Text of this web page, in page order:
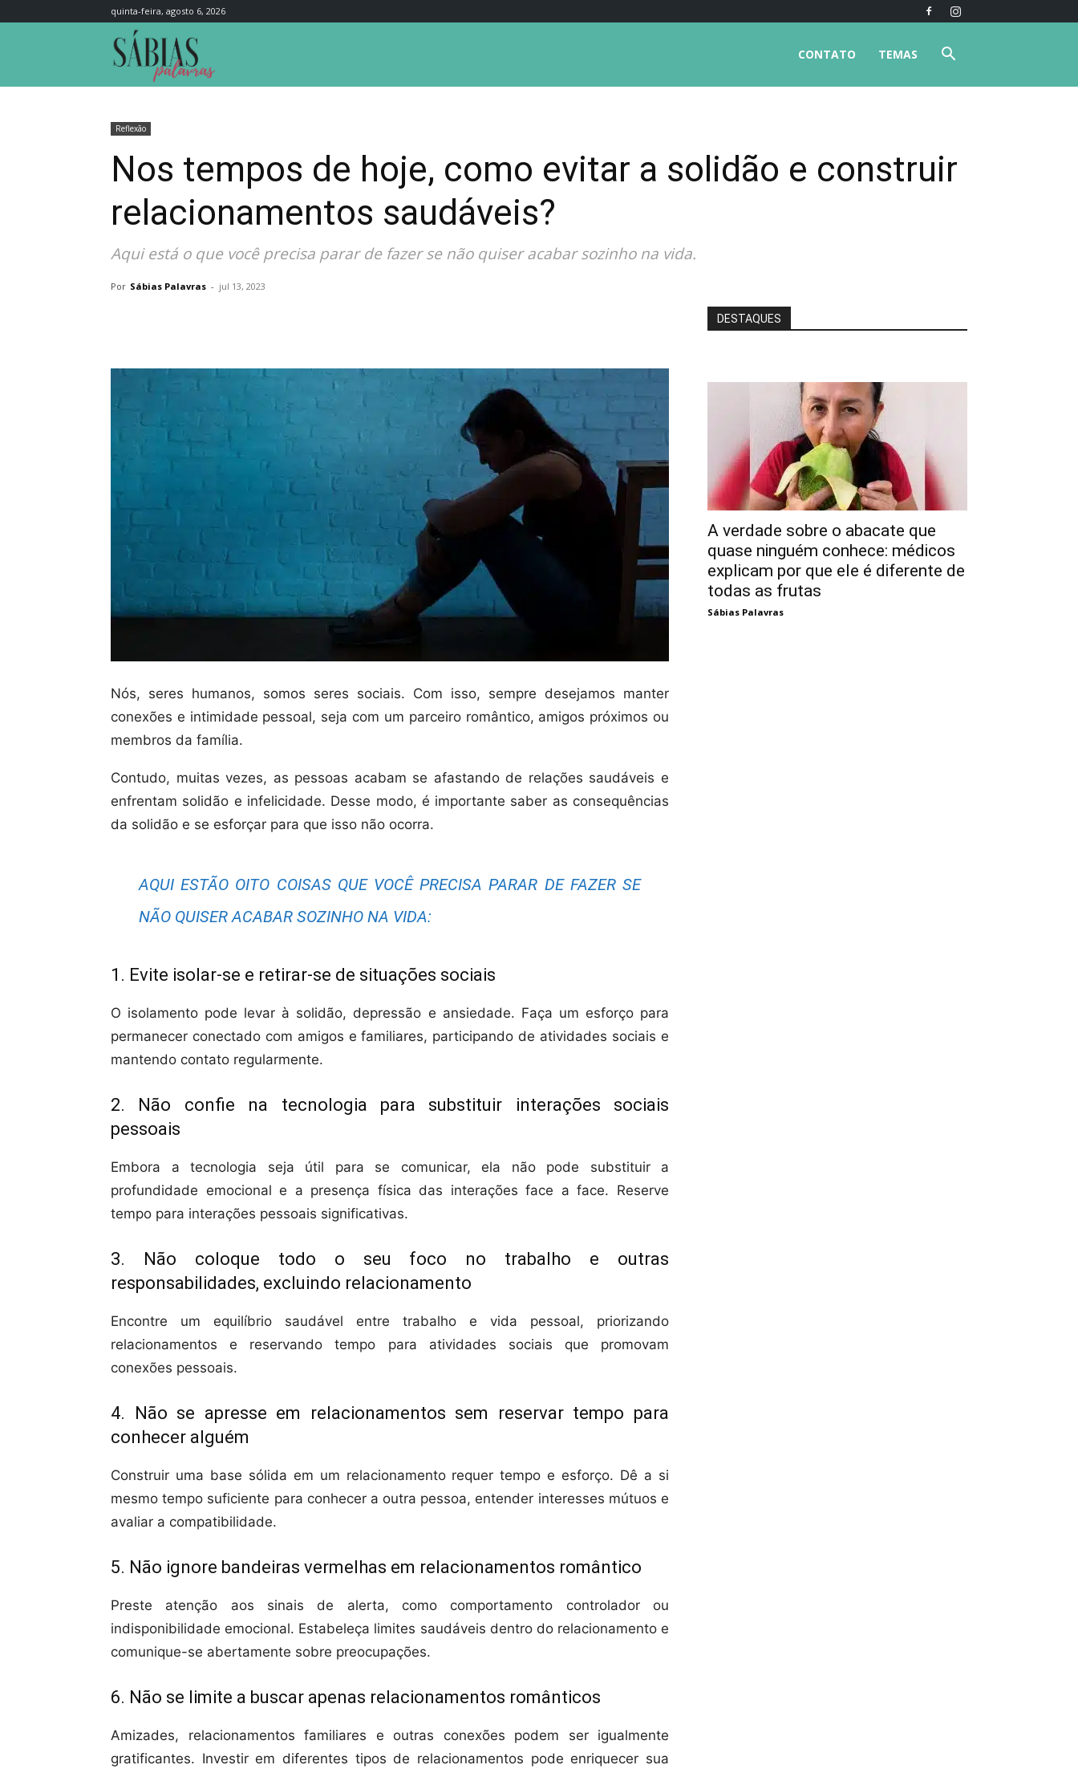
quinta-feira, agosto 6, 2026
TEMAS
CONTATO
Reflexão
Nos tempos de hoje, como evitar a solidão e construir
relacionamentos saudáveis?
Aqui está o que você precisa parar de fazer se não quiser acabar sozinho na vida.
Por Sábias Palavras - jul 13, 2023
Nós, seres humanos, somos seres sociais. Com isso, sempre desejamos manter
conexões e intimidade pessoal, seja com um parceiro romântico, amigos próximos ou
membros da família.
Contudo, muitas vezes, as pessoas acabam se afastando de relações saudáveis e
enfrentam solidão e infelicidade. Desse modo, é importante saber as consequências
da solidão e se esforçar para que isso não ocorra.
AQUI ESTÃO OITO COISAS QUE VOCÊ PRECISA PARAR DE FAZER SE
NÃO QUISER ACABAR SOZINHO NA VIDA:
1. Evite isolar-se e retirar-se de situações sociais
O isolamento pode levar à solidão, depressão e ansiedade. Faça um esforço para
permanecer conectado com amigos e familiares, participando de atividades sociais e
mantendo contato regularmente.
2. Não confie na tecnologia para substituir interações sociais
pessoais
Embora a tecnologia seja útil para se comunicar, ela não pode substituir a
profundidade emocional e a presença física das interações face a face. Reserve
tempo para interações pessoais significativas.
3. Não coloque todo o seu foco no trabalho e outras
responsabilidades, excluindo relacionamento
Encontre um equilíbrio saudável entre trabalho e vida pessoal, priorizando
relacionamentos e reservando tempo para atividades sociais que promovam
conexões pessoais.
4. Não se apresse em relacionamentos sem reservar tempo para
conhecer alguém
Construir uma base sólida em um relacionamento requer tempo e esforço. Dê a si
mesmo tempo suficiente para conhecer a outra pessoa, entender interesses mútuos e
avaliar a compatibilidade.
5. Não ignore bandeiras vermelhas em relacionamentos romântico
Preste atenção aos sinais de alerta, como comportamento controlador ou
indisponibilidade emocional. Estabeleça limites saudáveis dentro do relacionamento e
comunique-se abertamente sobre preocupações.
6. Não se limite a buscar apenas relacionamentos românticos
Amizades, relacionamentos familiares e outras conexões podem ser igualmente
gratificantes. Investir em diferentes tipos de relacionamentos pode enriquecer sua
DESTAQUES
A verdade sobre o abacate que
quase ninguém conhece: médicos
explicam por que ele é diferente de
todas as frutas
Sábias Palavras